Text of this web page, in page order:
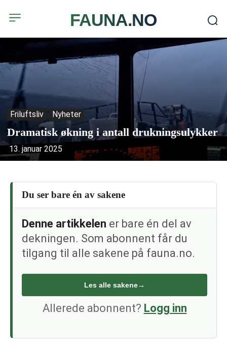
FAUNA.NO
Friluftsliv Nyheter
Dramatisk økning i antall drukningsulykker
13. januar 2025
Du ser bare én av sakene
Denne artikkelen er bare én del av
dekningen. Som abonnent får du
tilgang til alle sakene på fauna.no.
Les alle sakene→
Allerede abonnent? Logg inn